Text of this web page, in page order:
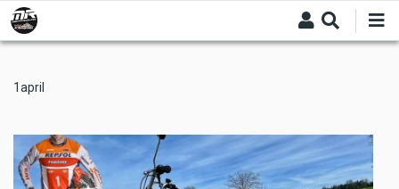
Skip
to
main
1april